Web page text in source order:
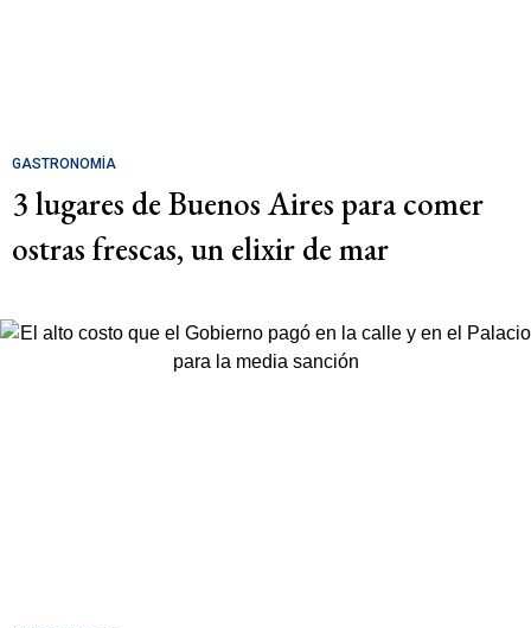
GASTRONOMÍA
3 lugares de Buenos Aires para comer
ostras frescas, un elixir de mar